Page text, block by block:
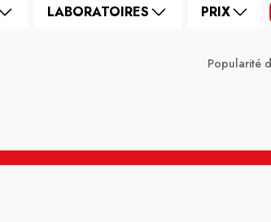
LABORATOIRES PRIX